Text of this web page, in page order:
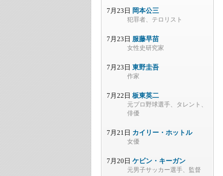
7月23日 岡本公三
犯罪者、テロリスト
7月23日 服藤早苗
女性史研究家
7月23日 東野圭吾
作家
7月22日 板東英二
元プロ野球選手、タレント、
俳優
7月21日 カイリー・ホットル
女優
7月20日 ケビン・キーガン
元男子サッカー選手、監督